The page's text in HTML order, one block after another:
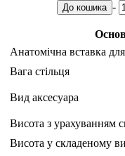
До кошика -
Анатомічна вставка
Вага стільця
Вид аксесуара
Висота з урахуванням
Висота у складеному